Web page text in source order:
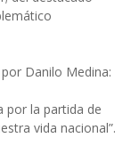
Danilo Medina:
por la partida de
vida nacional”.